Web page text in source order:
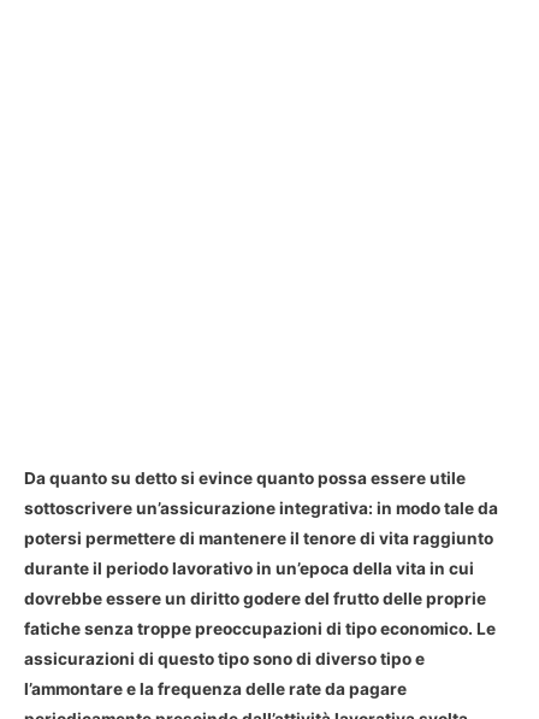
Da quanto su detto si evince quanto possa essere utile
sottoscrivere un’assicurazione integrativa: in modo tale da
potersi permettere di mantenere il tenore di vita raggiunto
durante il periodo lavorativo in un’epoca della vita in cui
dovrebbe essere un diritto godere del frutto delle proprie
fatiche senza troppe preoccupazioni di tipo economico. Le
assicurazioni di questo tipo sono di diverso tipo e
l’ammontare e la frequenza delle rate da pagare